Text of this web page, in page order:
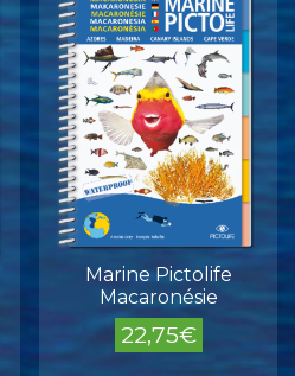
Marine Pictolife
Macaronésie
22,75€